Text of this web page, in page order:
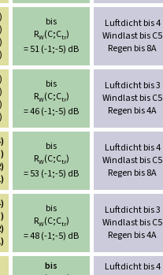
bis
RW(C;Ctr)
= 51 (-1;-5) dB
Luftdicht bis 4
Windlast bis C5
Regen bis 8A
bis
RW(C;Ctr)
= 46 (-1;-5) dB
Luftdicht bis 3
Windlast bis C5
Regen bis 4A
bis
RW(C;Ctr)
= 53 (-1;-5) dB
Luftdicht bis 4
Windlast bis C5
Regen bis 8A
bis
RW(C;Ctr)
= 48 (-1;-5) dB
Luftdicht bis 3
Windlast bis C5
Regen bis 4A
bis
Luftdicht bis 4